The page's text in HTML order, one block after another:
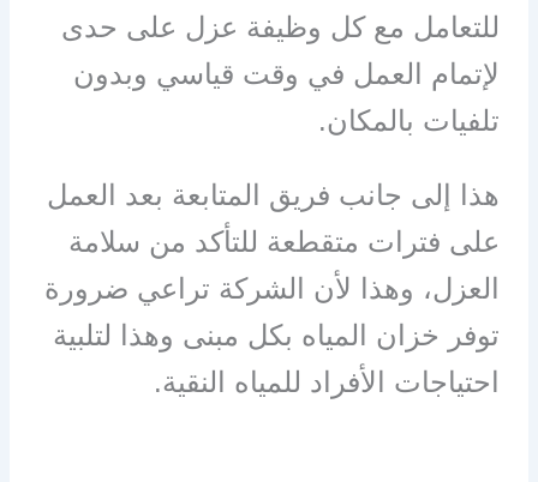
للتعامل مع كل وظيفة عزل على حدى
لإتمام العمل في وقت قياسي وبدون
تلفيات بالمكان.
هذا إلى جانب فريق المتابعة بعد العمل
على فترات متقطعة للتأكد من سلامة
العزل، وهذا لأن الشركة تراعي ضرورة
توفر خزان المياه بكل مبنى وهذا لتلبية
احتياجات الأفراد للمياه النقية.